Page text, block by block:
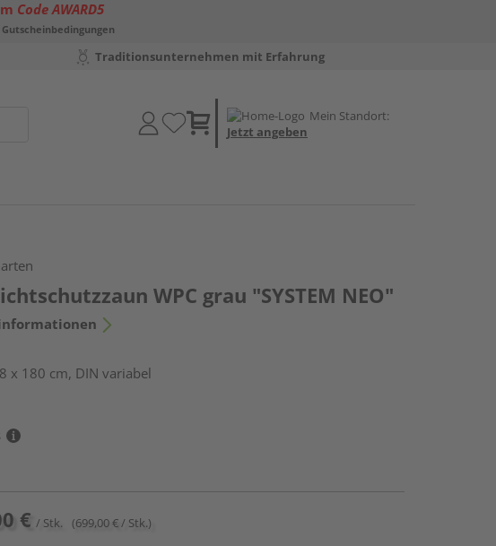
Code AWARD5
Traditionsunternehmen mit Erfahrung
Mein Standort:
Jetzt angeben
WPC grau "SYSTEM NEO"
x 180 cm, DIN variabel
€ / Stk. (699,00 € / Stk.)